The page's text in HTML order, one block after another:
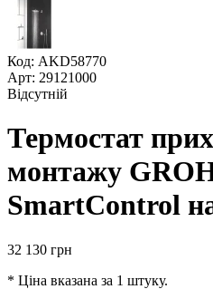
Код: AKD58770
Арт: 29121000
Відсутній
Термостат
монтажу
SmartControl
32 130 грн
* Ціна вказана за 1 штуку.